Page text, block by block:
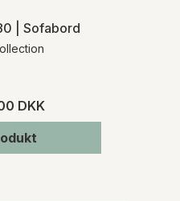
| Sofabord
DKK